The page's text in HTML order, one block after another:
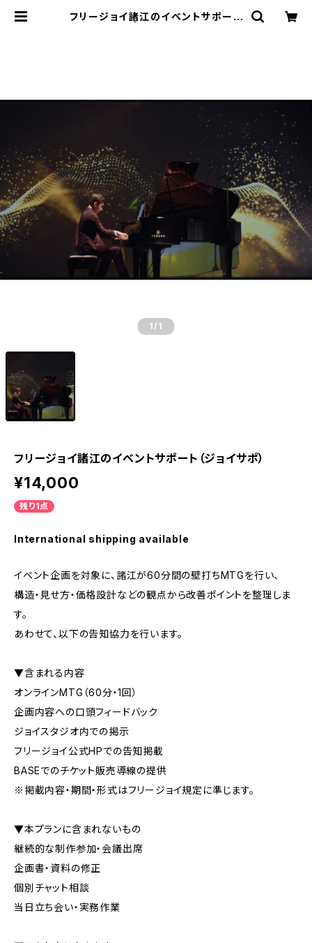
フリージョイ諸江のイベントサポート
1 /1
フリージョイ諸江のイベントサポート（ジョイサポ）
¥14,000
残り1点
International shipping available
イベント企画を対象に、諸江が60分間の壁打ちMTGを行い、
構造・見せ方・価格設計などの観点から改善ポイントを整理しま
す。
あわせて、以下の告知協力を行います。
▼含まれる内容
オンラインMTG（60分・1回）
企画内容への口頭フィードバック
ジョイスタジオ内での掲示
フリージョイ公式HPでの告知掲載
BASEでのチケット販売導線の提供
※掲載内容・期間・形式はフリージョイ規定に準じます。
▼本プランに含まれないもの
継続的な制作参加・会議出席
企画書・資料の修正
個別チャット相談
当日立ち会い・実務作業